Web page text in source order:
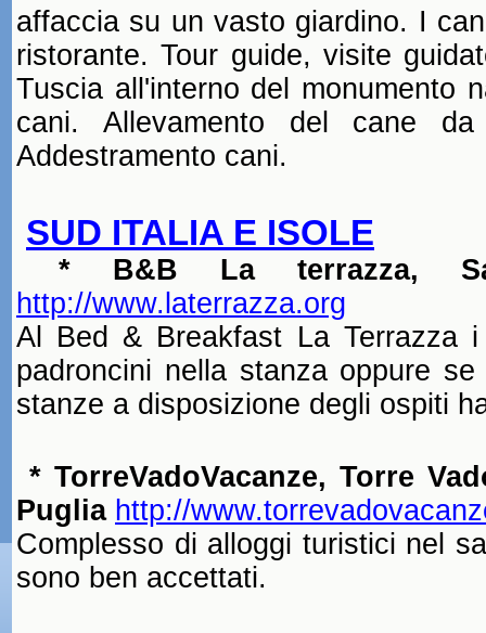
affaccia su un vasto giardino. I
ristorante. Tour guide, visite
Tuscia all'interno del monumento
cani. Allevamento del cane
Addestramento cani.
SUD ITALIA E ISOLE
* B&B La terrazza,
http://www.laterrazza.org
Al Bed & Breakfast La Terrazza
padroncini nella stanza oppure
stanze a disposizione degli ospiti
* TorreVadoVacanze, Torre
Puglia http://
Complesso di alloggi turistici nel
sono ben accettati.